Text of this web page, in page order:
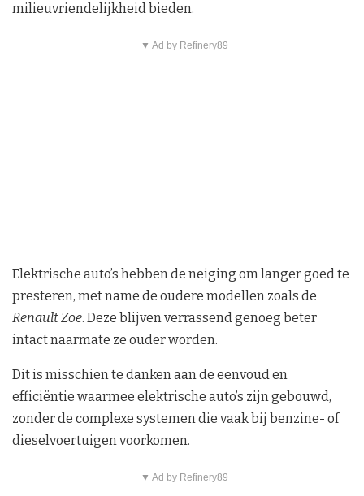
milieuvriendelijkheid bieden.
▼ Ad by Refinery89
Elektrische auto’s hebben de neiging om langer goed te
presteren, met name de oudere modellen zoals de
Renault Zoe. Deze blijven verrassend genoeg beter
intact naarmate ze ouder worden.
Dit is misschien te danken aan de eenvoud en
efficiëntie waarmee elektrische auto’s zijn gebouwd,
zonder de complexe systemen die vaak bij benzine- of
dieselvoertuigen voorkomen.
▼ Ad by Refinery89